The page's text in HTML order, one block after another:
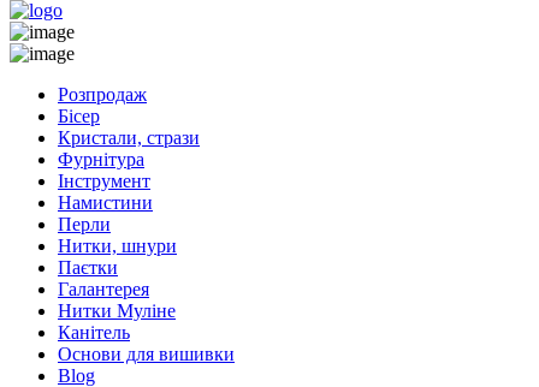
Розпродаж
Бісер
Кристали, стрази
Фурнітура
Інструмент
Намистини
Перли
Нитки, шнури
Паєтки
Галантерея
Нитки Муліне
Канітель
Основи для вишивки
Blog